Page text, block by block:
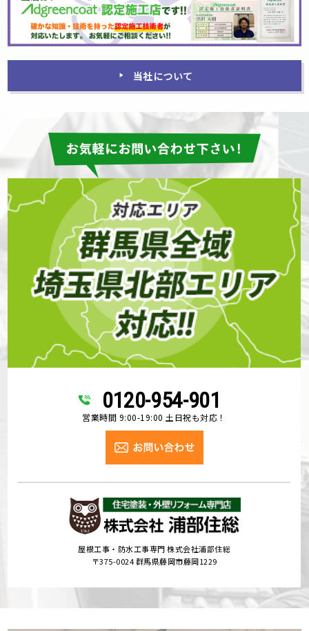
当社について
0120-954-901
営業時間 9:00-19:00 土日祝も対応！
屋根工事・防水工事専門 株式会社浦部住総
〒375-0024 群馬県藤岡市藤岡1229